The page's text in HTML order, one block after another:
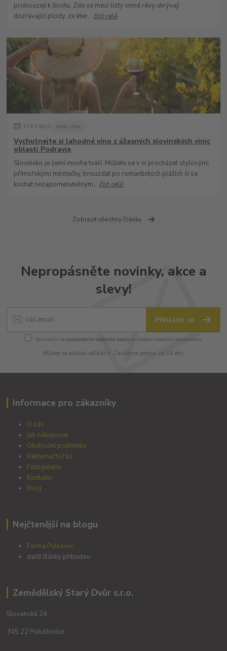
probouzejí k životu. Zde se mezi listy vinné révy ukrývají
dozrávající plody, ze kter... číst celé
27.07.2023 výběr vína
Vychutnejte si lahodné víno z úžasných slovinských vinic
oblasti Podravje
Slovinsko je zemí mnoha tváří. Můžete se v ní procházet stylovými
přímořskými městečky, brouzdat po romantických plážích či se
kochat nezapomenutelným... číst celé
Zobrazit všechny články
Nepropásněte novinky, akce a
slevy!
Přihlásit se
Souhlasím se zpracováním osobních údajůza účelem rozesílky newsletteru.
Můžete se kdykoli odhlásit. Zasíláme jednou za 14 dní.
Informace pro zákazníky
O nás
Jak nakupovat
Obchodní podmínky
Reklamační řád
Fotogalerie
Kontakty
Blog
Nejčtenější na blogu
Farma Puklavec
další články přibudou
Zemědělský Starý Dvůr s.r.o.
Slovanská 24
345 22 Poběžovice